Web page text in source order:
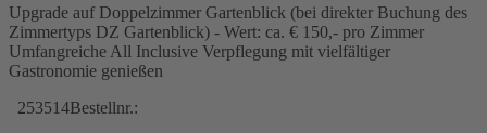
Upgrade auf Doppelzimmer Gartenblick (bei direkter Buchung des
Zimmertyps DZ Gartenblick) - Wert: ca. € 150,- pro Zimmer
Umfangreiche All Inclusive Verpflegung mit vielfältiger
Gastronomie genießen
253514Bestellnr.: